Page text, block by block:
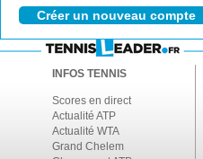
INFOS TENNIS
Scores en direct
Actualité ATP
Actualité WTA
Grand Chelem